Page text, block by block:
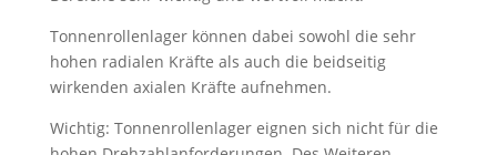
Tonnenrollenlager können dabei sowohl die sehr
hohen radialen Kräfte als auch die beidseitig
wirkenden axialen Kräfte aufnehmen.
Wichtig: Tonnenrollenlager eignen sich nicht für die